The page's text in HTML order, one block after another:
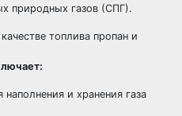
природных газов (СПГ).
топлива пропан и
наполнения и хранения газа